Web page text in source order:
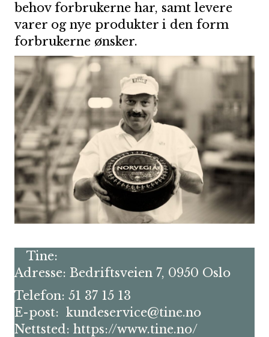
behov forbrukerne har, samt levere
varer og nye produkter i den form
forbrukerne ønsker.
Tine:
Adresse: Bedriftsveien 7, 0950 Oslo
Telefon: 51 37 15 13
E-post: kundeservice@tine.no
Nettsted: https://www.tine.no/